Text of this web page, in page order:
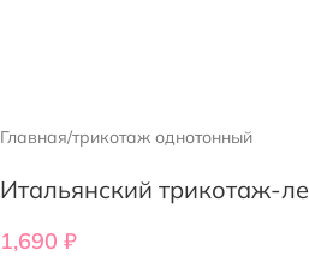
Главная/трикотаж однотонный
Итальянский трикотаж-
1,690 ₽